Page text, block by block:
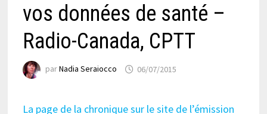
vos données de santé –
Radio-Canada, CPTT
parNadia Seraiocco 06/07/2015
La page de la chronique sur le site de l’émission